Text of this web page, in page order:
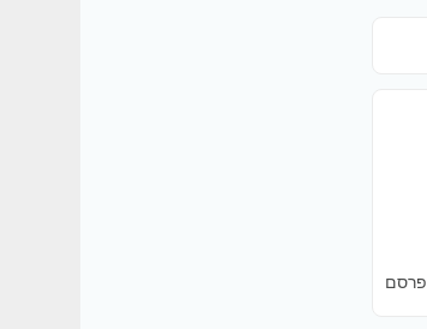
פרסם